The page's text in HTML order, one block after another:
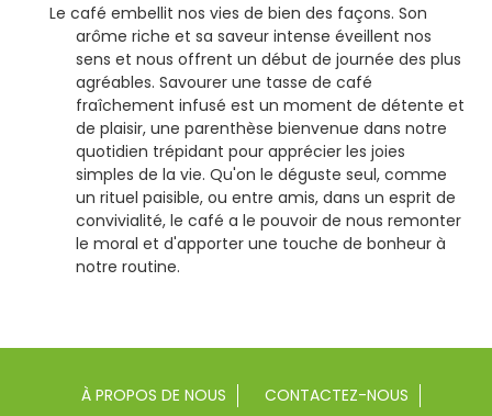
Le café embellit nos vies de bien des façons. Son
arôme riche et sa saveur intense éveillent nos
sens et nous offrent un début de journée des plus
agréables. Savourer une tasse de café
fraîchement infusé est un moment de détente et
de plaisir, une parenthèse bienvenue dans notre
quotidien trépidant pour apprécier les joies
simples de la vie. Qu'on le déguste seul, comme
un rituel paisible, ou entre amis, dans un esprit de
convivialité, le café a le pouvoir de nous remonter
le moral et d'apporter une touche de bonheur à
notre routine.
À PROPOS DE NOUS
CONTACTEZ-NOUS